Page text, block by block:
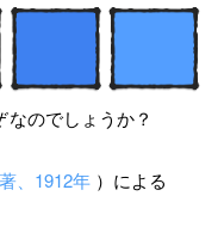
なのでしょうか？
、1912年 ）による